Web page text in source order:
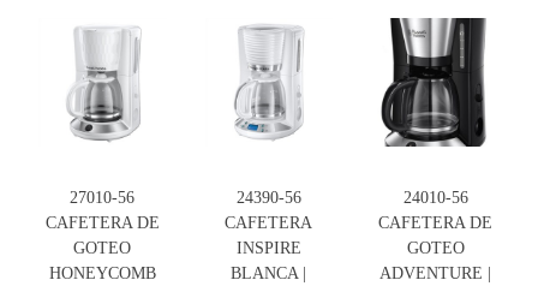
27010-56
CAFETERA DE
GOTEO
HONEYCOMB
24390-56
CAFETERA
INSPIRE
BLANCA |
24010-56
CAFETERA DE
GOTEO
ADVENTURE |